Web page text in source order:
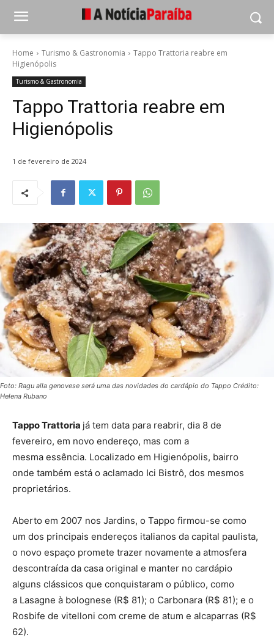
Home Turismo & Gastronomia
Tappo Trattoria reabre em
Higienópolis
Turismo & Gastronomia
Tappo Trattoria reabre em
Higienópolis
1 de fevereiro de 2024
Foto: Ragu alla genovese será uma das novidades do cardápio do Tappo Crédito:
Helena Rubano
Tappo Trattoria já tem data para reabrir, dia 8 de
fevereiro, em novo endereço, mas com a
mesma essência. Localizado em Higienópolis, bairro
onde também está o aclamado Ici Bistrô, dos mesmos
proprietários.
Aberto em 2007 nos Jardins, o Tappo firmou-se como
um dos principais endereços italianos da capital paulista,
o novo espaço promete trazer novamente a atmosfera
descontraída da casa original e manter no cardápio
alguns clássicos que conquistaram o público, como
a Lasagne à bolognese (R$ 81); o Carbonara (R$ 81); e o
Rosbife de vitelloni com creme de atum e alcaparras (R$
62).